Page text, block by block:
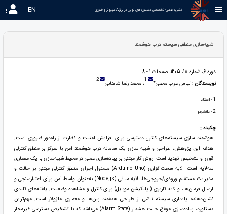
نشریه علمی-تخصصی دستاوردهای نوین در برق،کامپیوتر و فناوری EN
شبیه‌سازی منطقی سیستم درب هوشمند
دوره 6، شماره 18، 1405، صفحات 1 - 8
نویسندگان :الیاس عرب محقی* 1، محمد رضا شاهانی 2
1 - استاد
2- دانشجو
چکیده :
هوشمند سازی سیستم‌های کنترل دسترسی برای افزایش امنیت و نظارت از راه‌دور ضروری است.
هدف این پژوهش، طراحی و شبیه ‌سازی یک سامانه درب هوشمند امن با تمرکز بر منطق کنترلی
قوی و تشخیص تهدید است. روش کار مبتنی بر پیاده‌سازی عملی در محیط شبیه‌سازی با یک معماری
سه‌لایه است: لایه سخت‌افزاری (Arduino Uno) مسئول اجرای منطق کنترلی مبتنی بر حالت و
مدیریت مستقیم ورودی/خروجی‌ها، لایه میانی (Node.js) به‌عنوان واسط امن برای اعتبارسنجی و
ارسال فرمان‌ها، و لایه کاربری (اپلیکیشن موبایل) برای کنترل و مشاهده وضعیت. یافته‌های کلیدی
نشان‌دهنده پایداری سیستم ناشی از طراحی هدفمند پین‌ها و معماری ماژولار است. مهم‌ترین
دستاورد، پیاده‌سازی موفق حالت هشدار (Alarm State) می‌باشد که با تشخیص دسترسی غیرمجاز